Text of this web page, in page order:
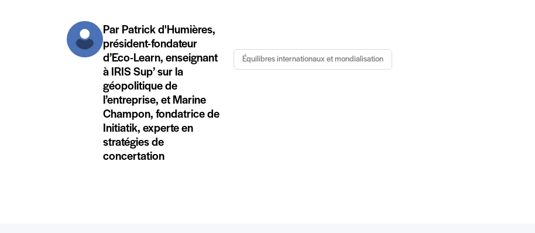
Par Patrick d'Humières,
président-fondateur
d’Eco-Learn, enseignant
à IRIS Sup’ sur la
géopolitique de
l’entreprise, et Marine
Champon, fondatrice de
Initiatik, experte en
stratégies de
concertation
Équilibres internationaux et mondialisation